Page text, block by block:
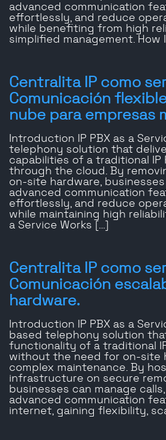
advanced communication
effortlessly, and reduce
while benefiting from high
simplified management. How
Centralita IP como
Comunicación
nube para empresas
Introduction IP PBX as a
telephony solution that
capabilities of a traditional IP
through the cloud. By
on-site hardware,
advanced communication
effortlessly, and reduce
while maintaining high
a Service Works […]
Centralita IP como
Comunicación
hardware.
Introduction IP PBX as a
based telephony solution
functionality of a traditional
without the need for on-site
complex maintenance. By
infrastructure on secure
businesses can manage
advanced communication
internet, gaining flexibility,